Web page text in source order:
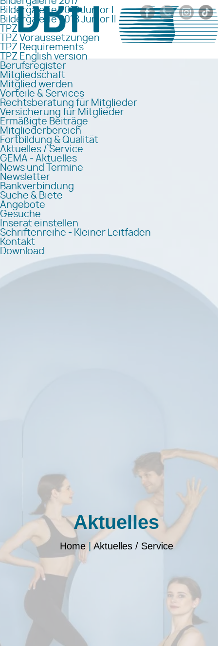
Bildergalerie 2018 Junior I
Bildergalerie 2018 Junior II
TPZ
TPZ Voraussetzungen
TPZ Requirements
TPZ English version
Berufsregister
Mitgliedschaft
Mitglied werden
Vorteile & Services
Rechtsberatung für Mitglieder
Versicherung für Mitglieder
Ermäßigte Beiträge
Mitgliederbereich
Fortbildung & Qualität
Aktuelles / Service
GEMA - Aktuelles
News und Termine
Newsletter
Bankverbindung
Suche & Biete
Angebote
Gesuche
Inserat einstellen
Schriftenreihe - Kleiner Leitfaden
Kontakt
Download
Aktuelles
Home| Aktuelles / Service